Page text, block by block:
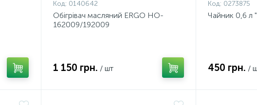
Код: 0140642
Обігрівач масляний ERGO HO-
162009/192009
1 150 грн. / шт
Код: 0273875
Чайник 0,6
450 грн. /